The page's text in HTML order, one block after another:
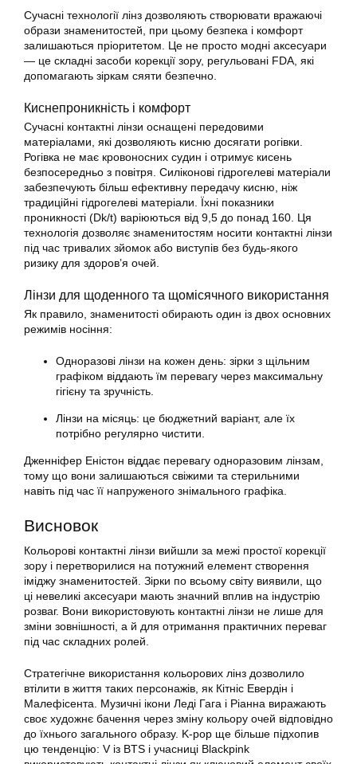
Сучасні технології лінз дозволяють створювати вражаючі
образи знаменитостей, при цьому безпека і комфорт
залишаються пріоритетом. Це не просто модні аксесуари
— це складні засоби корекції зору, регульовані FDA, які
допомагають зіркам сяяти безпечно.
Киснепроникність і комфорт
Сучасні контактні лінзи оснащені передовими
матеріалами, які дозволяють кисню досягати рогівки.
Рогівка не має кровоносних судин і отримує кисень
безпосередньо з повітря. Силіконові гідрогелеві матеріали
забезпечують більш ефективну передачу кисню, ніж
традиційні гідрогелеві матеріали. Їхні показники
проникності (Dk/t) варіюються від 9,5 до понад 160. Ця
технологія дозволяє знаменитостям носити контактні лінзи
під час тривалих зйомок або виступів без будь-якого
ризику для здоров’я очей.
Лінзи для щоденного та щомісячного використання
Як правило, знаменитості обирають один із двох основних
режимів носіння:
Одноразові лінзи на кожен день: зірки з щільним
графіком віддають їм перевагу через максимальну
гігієну та зручність.
Лінзи на місяць: це бюджетний варіант, але їх
потрібно регулярно чистити.
Дженніфер Еністон віддає перевагу одноразовим лінзам,
тому що вони залишаються свіжими та стерильними
навіть під час її напруженого знімального графіка.
Висновок
Кольорові контактні лінзи вийшли за межі простої корекції
зору і перетворилися на потужний елемент створення
іміджу знаменитостей. Зірки по всьому світу виявили, що
ці невеликі аксесуари мають значний вплив на індустрію
розваг. Вони використовують контактні лінзи не лише для
зміни зовнішності, а й для отримання практичних переваг
під час складних ролей.
Стратегічне використання кольорових лінз дозволило
втілити в життя таких персонажів, як Кітніс Евердін і
Малефісента. Музичні ікони Леді Гага і Ріанна виражають
своє художнє бачення через зміну кольору очей відповідно
до їхнього загального образу. K-pop ще більше підхопив
цю тенденцію: V із BTS і учасниці Blackpink